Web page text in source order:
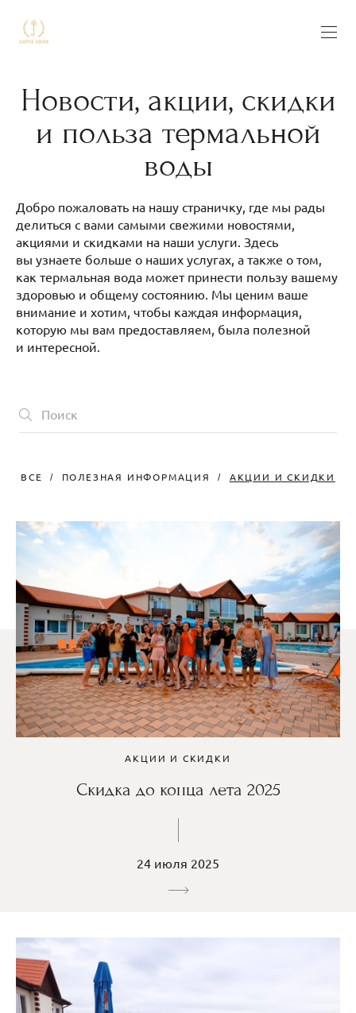
Новости, акции, скидки
и польза термальной
воды
Добро пожаловать на нашу страничку, где мы рады
делиться с вами самыми свежими новостями,
акциями и скидками на наши услуги. Здесь
вы узнаете больше о наших услугах, а также о том,
как термальная вода может принести пользу вашему
здоровью и общему состоянию. Мы ценим ваше
внимание и хотим, чтобы каждая информация,
которую мы вам предоставляем, была полезной
и интересной.
ВСЕ ПОЛЕЗНАЯ ИНФОРМАЦИЯ АКЦИИ И СКИДКИ
АКЦИИ И СКИДКИ
Скидка до конца лета 2025
24 июля 2025